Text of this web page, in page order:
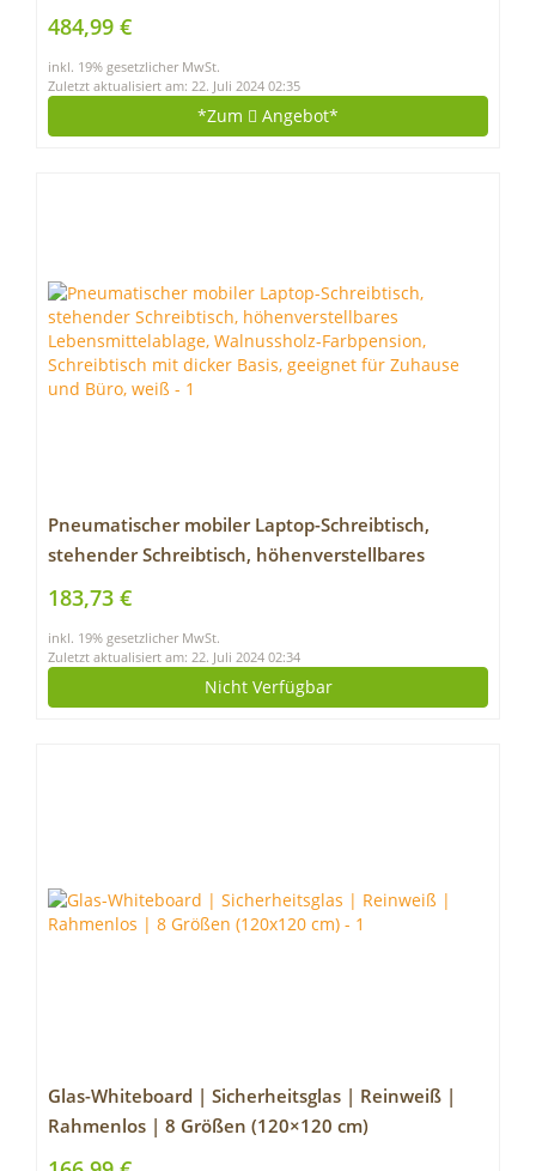
Memory-Funktion inkl. Tischplatte Stärke 2,5 cm
(Stischgestell, Steh-Sitz Tisch) Szagato
484,99 €
inkl. 19% gesetzlicher MwSt.
Zuletzt aktualisiert am: 22. Juli 2024 02:35
*Zum Angebot*
Pneumatischer mobiler Laptop-Schreibtisch,
stehender Schreibtisch, höhenverstellbares
Lebensmittelablage, Walnussholz-Farbpension,
Schreibtisch mit dicker Basis, geeignet für Zuhause
und Büro, weiß
183,73 €
inkl. 19% gesetzlicher MwSt.
Zuletzt aktualisiert am: 22. Juli 2024 02:34
Nicht Verfügbar
Glas-Whiteboard | Sicherheitsglas | Reinweiß |
Rahmenlos | 8 Größen (120×120 cm)